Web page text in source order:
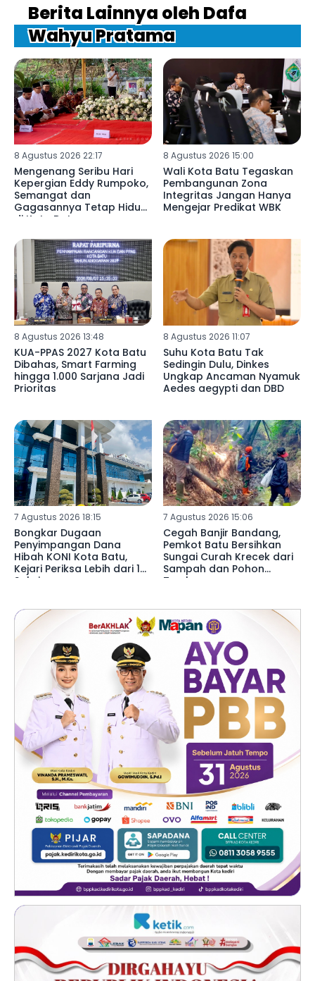
Berita Lainnya oleh Dafa
Wahyu Pratama
8 Agustus 2026 22:17
Mengenang Seribu Hari
Kepergian Eddy Rumpoko,
Semangat dan
Gagasannya Tetap Hidup
di Kota Batu
8 Agustus 2026 15:00
Wali Kota Batu Tegaskan
Pembangunan Zona
Integritas Jangan Hanya
Mengejar Predikat WBK
8 Agustus 2026 13:48
KUA-PPAS 2027 Kota Batu
Dibahas, Smart Farming
hingga 1.000 Sarjana Jadi
Prioritas
8 Agustus 2026 11:07
Suhu Kota Batu Tak
Sedingin Dulu, Dinkes
Ungkap Ancaman Nyamuk
Aedes aegypti dan DBD
7 Agustus 2026 18:15
Bongkar Dugaan
Penyimpangan Dana
Hibah KONI Kota Batu,
Kejari Periksa Lebih dari 15
Saksi
7 Agustus 2026 15:06
Cegah Banjir Bandang,
Pemkot Batu Bersihkan
Sungai Curah Krecek dari
Sampah dan Pohon
Tumbang